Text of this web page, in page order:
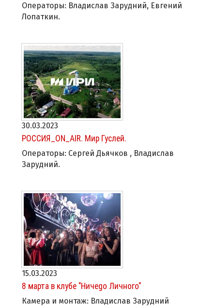
Операторы: Владислав Зарудний, Евгений
Лопаткин.
30.03.2023
РОССИЯ_ON_AIR. Мир Гуслей.
Операторы: Сергей Дьячков , Владислав
Зарудний.
15.03.2023
8 марта в клубе "Ничеgo Личного"
Камера и монтаж: Владислав Зарудний